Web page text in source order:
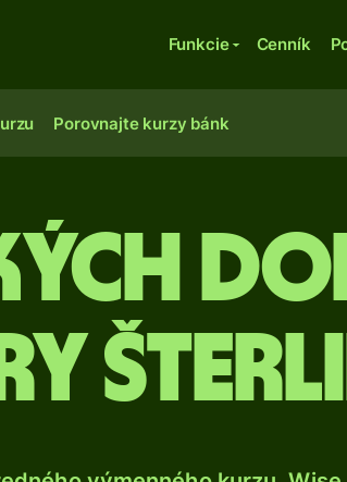
Funkcie Cenník
Porovnajte kurzy bánk